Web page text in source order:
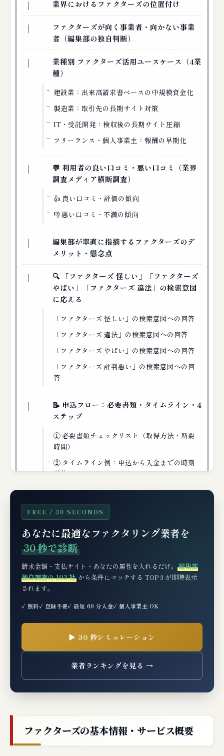
業界におけるファクターズの位置付け
ファクターズが向く事業者・向かない事業
者（編集部の独自判断）
業種別 ファクターズ活用ユースケース（4業
種）
建設業：出来高請求書ベースの中規模資金化
製造業：取引先の長期サイト対策
IT・受託開発：検収後の長期サイト圧縮
フリーランス・個人事業主：報酬の早期化
💬 利用者の良い口コミ・悪い口コミ（業界
調査メディア横断調査）
👍 良い口コミ・評価の傾向
👎 悪い口コミ・不満の傾向
編集部が率直に指摘するファクターズのデ
メリット・懸念点
🔍 「ファクターズ 怪しい」「ファクターズ
やばい」「ファクターズ 違法」の検索意図
に応える
「ファクターズ 怪しい」の検索意図への回答
「ファクターズ 違法」の検索意図への回答
「ファクターズ やばい」の検索意図への回答
「ファクターズ 評判悪い」の検索意図への回
答
📝 申込フロー：必要書類・タイムライン・4
ステップ
① 必要書類チェックリスト（取得方法・所要
時間）
② タイムライン例：申込から入金までの時刻
単位フロー
③ 申込から入金までの4ステップ（公式フロ
📊 仕訳・税務処理（経理担当者向け）
例：500万円の売掛金を料率5%で2社間ファク
タリング
消費税の取扱い
あなたの条件でファクターズの概算を出し
🧪 編集部の実機検証コメント
の一手3選
ファクターズの代替案（編集部厳選3社）
FREE / 30 SECONDS
あなたに最適なファクタリング業者を
30 秒で診断
請求金額・支払サイト・あなたの属性を入れるだけ。 編集部
独自調査の 103 社 から条件にマッチする TOP 3 が即時表示
されます。
✓ 無料✓ 登録不要✓ 最短 60 分入金✓ 個人事業主 OK
▶ 30 秒シミュレーション
業者ランキングを見る →
ファクターズの基本情報・サービス概要